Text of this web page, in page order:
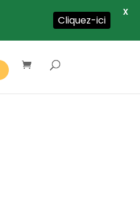
Cliquez-ici
X